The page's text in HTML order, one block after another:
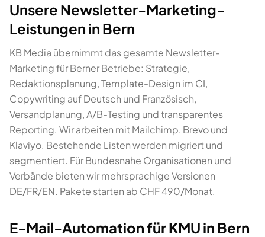
Unsere Newsletter-Marketing-
Leistungen in Bern
KB Media übernimmt das gesamte Newsletter-
Marketing für Berner Betriebe: Strategie,
Redaktionsplanung, Template-Design im CI,
Copywriting auf Deutsch und Französisch,
Versandplanung, A/B-Testing und transparentes
Reporting. Wir arbeiten mit Mailchimp, Brevo und
Klaviyo. Bestehende Listen werden migriert und
segmentiert. Für Bundesnahe Organisationen und
Verbände bieten wir mehrsprachige Versionen
DE/FR/EN. Pakete starten ab CHF 490/Monat.
E-Mail-Automation für KMU in Bern